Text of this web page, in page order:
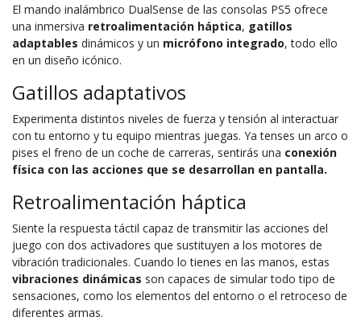
El mando inalámbrico DualSense de las consolas PS5 ofrece
una inmersiva retroalimentación háptica, gatillos
adaptables dinámicos y un micrófono integrado, todo ello
en un diseño icónico.
Gatillos adaptativos
Experimenta distintos niveles de fuerza y tensión al interactuar
con tu entorno y tu equipo mientras juegas. Ya tenses un arco o
pises el freno de un coche de carreras, sentirás una conexión
física con las acciones que se desarrollan en pantalla.
Retroalimentación háptica
Siente la respuesta táctil capaz de transmitir las acciones del
juego con dos activadores que sustituyen a los motores de
vibración tradicionales. Cuando lo tienes en las manos, estas
vibraciones dinámicas son capaces de simular todo tipo de
sensaciones, como los elementos del entorno o el retroceso de
diferentes armas.